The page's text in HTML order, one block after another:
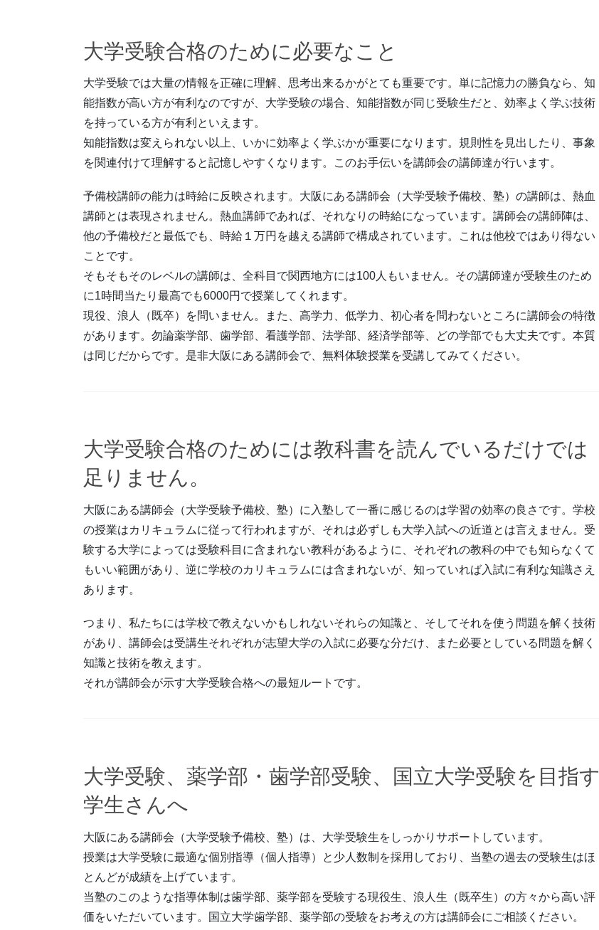
大学受験合格のために必要なこと
大学受験では大量の情報を正確に理解、思考出来るかがとても重要です。単に記憶力の勝負なら、知
能指数が高い方が有利なのですが、大学受験の場合、知能指数が同じ受験生だと、効率よく学ぶ技術
を持っている方が有利といえます。
知能指数は変えられない以上、いかに効率よく学ぶかが重要になります。規則性を見出したり、事象
を関連付けて理解すると記憶しやすくなります。このお手伝いを講師会の講師達が行います。
予備校講師の能力は時給に反映されます。大阪にある講師会（大学受験予備校、塾）の講師は、熱血
講師とは表現されません。熱血講師であれば、それなりの時給になっています。講師会の講師陣は、
他の予備校だと最低でも、時給１万円を越える講師で構成されています。これは他校ではあり得ない
ことです。
そもそもそのレベルの講師は、全科目で関西地方には100人もいません。その講師達が受験生のため
に1時間当たり最高でも6000円で授業してくれます。
現役、浪人（既卒）を問いません。また、高学力、低学力、初心者を問わないところに講師会の特徴
があります。勿論薬学部、歯学部、看護学部、法学部、経済学部等、どの学部でも大丈夫です。本質
は同じだからです。是非大阪にある講師会で、無料体験授業を受講してみてください。
大学受験合格のためには教科書を読んでいるだけでは
足りません。
大阪にある講師会（大学受験予備校、塾）に入塾して一番に感じるのは学習の効率の良さです。学校
の授業はカリキュラムに従って行われますが、それは必ずしも大学入試への近道とは言えません。受
験する大学によっては受験科目に含まれない教科があるように、それぞれの教科の中でも知らなくて
もいい範囲があり、逆に学校のカリキュラムには含まれないが、知っていれば入試に有利な知識さえ
あります。
つまり、私たちには学校で教えないかもしれないそれらの知識と、そしてそれを使う問題を解く技術
があり、講師会は受講生それぞれが志望大学の入試に必要な分だけ、また必要としている問題を解く
知識と技術を教えます。
それが講師会が示す大学受験合格への最短ルートです。
大学受験、薬学部・歯学部受験、国立大学受験を目指す
学生さんへ
大阪にある講師会（大学受験予備校、塾）は、大学受験生をしっかりサポートしています。
授業は大学受験に最適な個別指導（個人指導）と少人数制を採用しており、当塾の過去の受験生はほ
とんどが成績を上げています。
当塾のこのような指導体制は歯学部、薬学部を受験する現役生、浪人生（既卒生）の方々から高い評
価をいただいています。国立大学歯学部、薬学部の受験をお考えの方は講師会にご相談ください。